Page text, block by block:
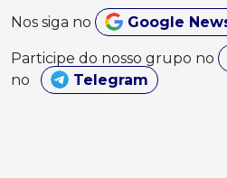
Nos siga no Google
Participe do nosso grupo no
no
Telegram